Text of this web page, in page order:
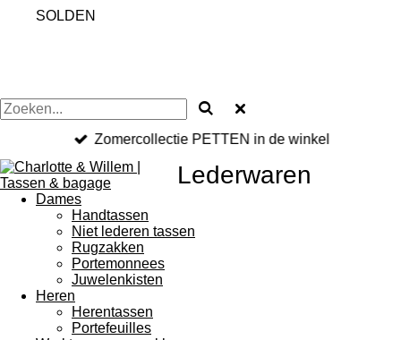
SOLDEN
Zomercollectie PETTEN in de winkel
Lederwaren
Dames
Handtassen
Niet lederen tassen
Rugzakken
Portemonnees
Juwelenkisten
Heren
Herentassen
Portefeuilles